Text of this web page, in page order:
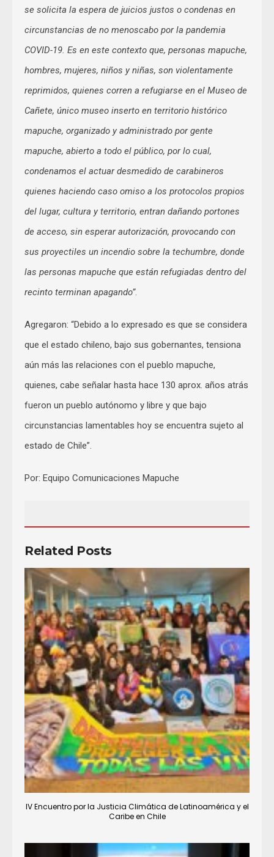
se solicita la espera de juicios justos o condenas en
circunstancias de no menoscabo por la pandemia
COVID-19. Es en este contexto que, personas mapuche,
hombres, mujeres, niños y niñas, son violentamente
reprimidos, quienes corren a refugiarse en el Museo de
Cañete, único museo inserto en territorio histórico
mapuche, organizado y administrado por gente
mapuche, abierto a todo el público, por lo cual,
condenamos el actuar desmedido de carabineros
quienes haciendo caso omiso a los protocolos propios
del lugar, cultura y territorio, entran dañando portones
de acceso, sin esperar autorización, provocando con
sus proyectiles un incendio sobre la techumbre, donde
las personas mapuche que están refugiadas dentro del
recinto terminan apagando”.
Agregaron: “Debido a lo expresado es que se considera
que el estado chileno, bajo sus gobernantes, tensiona
aún más las relaciones con el pueblo mapuche,
quienes, cabe señalar hasta hace 130 aprox. años atrás
fueron un pueblo autónomo y libre y que bajo
circunstancias lamentables hoy se encuentra sujeto al
estado de Chile”.
Por: Equipo Comunicaciones Mapuche
Related Posts
IV Encuentro por la Justicia Climática de Latinoamérica y el
Caribe en Chile